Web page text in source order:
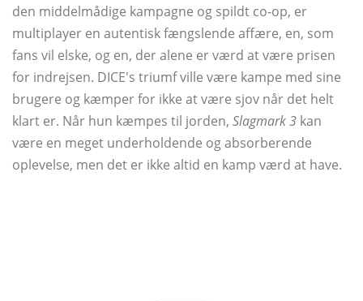
den middelmådige kampagne og spildt co-op, er
multiplayer en autentisk fængslende affære, en, som
fans vil elske, og en, der alene er værd at være prisen
for indrejsen. DICE's triumf ville være kampe med sine
brugere og kæmper for ikke at være sjov når det helt
klart er. Når hun kæmpes til jorden, Slagmark 3 kan
være en meget underholdende og absorberende
oplevelse, men det er ikke altid en kamp værd at have.